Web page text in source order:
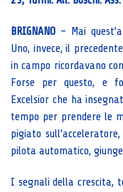
BRIGNANO – Mai
Uno, invece, il
in campo ricordavano
Forse per questo, e
Excelsior che ha
tempo per prendere le
pigiato
pilota automatico,
I segnali della crescita,